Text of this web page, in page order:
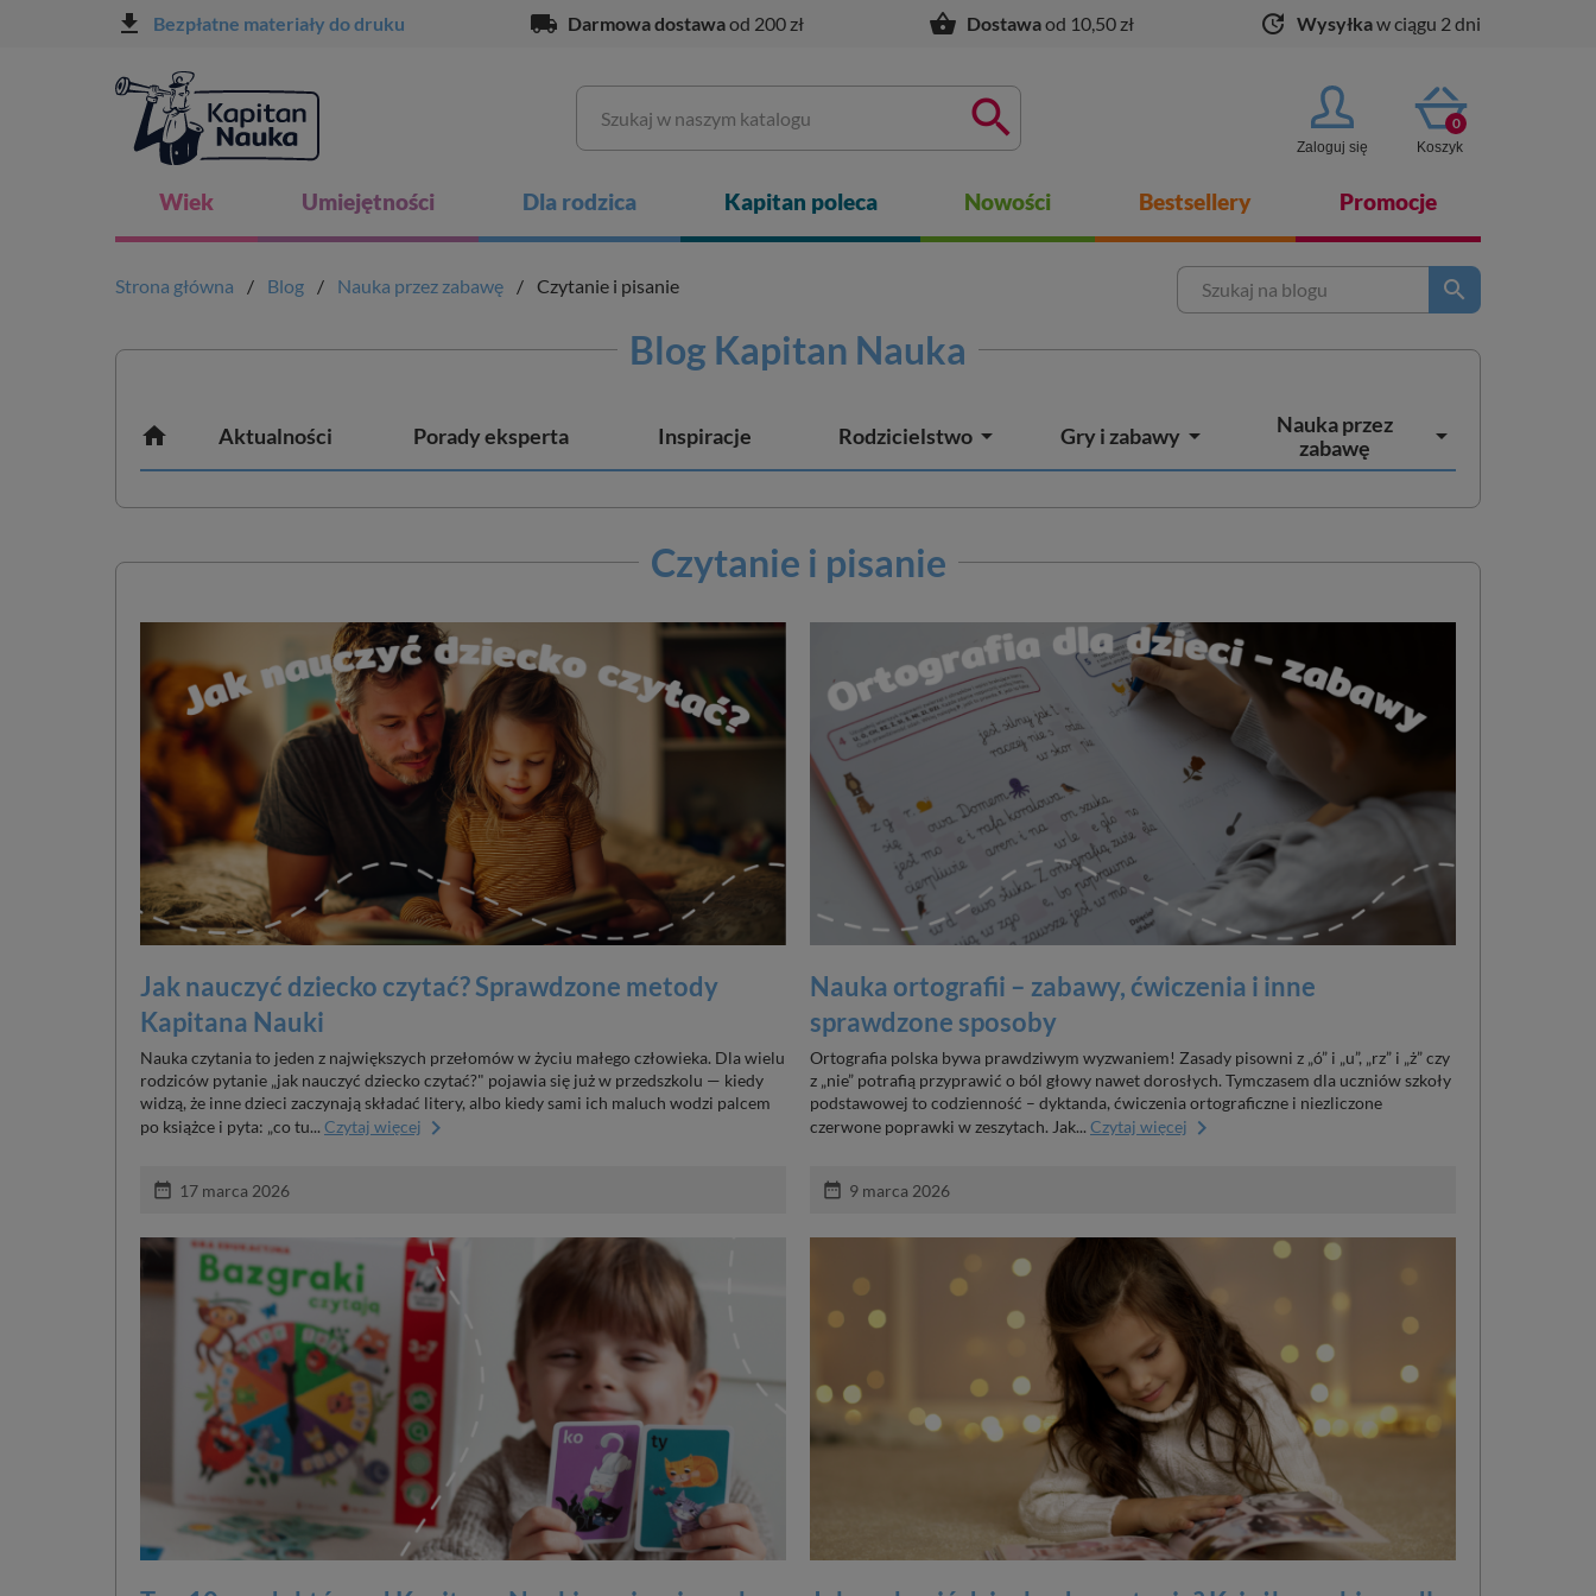
file_download Bezpłatne materiały do druku local_shipping Darmowa dostawaod 200 zł shopping_basket Dostawaod 10,50 zł update Wysyłkaw ciągu 2 dni

Zaloguj się
0
Koszyk
Wiek Umiejętności Dla rodzica Kapitan poleca Nowości Bestsellery Promocje
Strona główna Blog Nauka przez zabawę Czytanie i pisanie search
Blog Kapitan Nauka
 Aktualności Porady eksperta Inspiracje Rodzicielstwo Gry i zabawy
Nauka przez
zabawę

Czytanie i pisanie
Jak nauczyć dziecko czytać? Sprawdzone metody
Kapitana Nauki
Nauka czytania to jeden z największych przełomów w życiu małego człowieka. Dla wielu
rodziców pytanie „jak nauczyć dziecko czytać?" pojawia się już w przedszkolu — kiedy
widzą, że inne dzieci zaczynają składać litery, albo kiedy sami ich maluch wodzi palcem
po książce i pyta: „co tu... Czytaj więcej keyboard_arrow_right
date_range 17 marca 2026
Nauka ortografii – zabawy, ćwiczenia i inne
sprawdzone sposoby
Ortografia polska bywa prawdziwym wyzwaniem! Zasady pisowni z „ó” i „u”, „rz” i „ż” czy
z „nie” potrafią przyprawić o ból głowy nawet dorosłych. Tymczasem dla uczniów szkoły
podstawowej to codzienność – dyktanda, ćwiczenia ortograficzne i niezliczone
czerwone poprawki w zeszytach. Jak... Czytaj więcej keyboard_arrow_right
date_range 9 marca 2026